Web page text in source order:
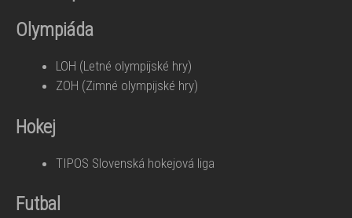
Olympiáda
LOH (Letné olympijské hry)
ZOH (Zimné olympijské hry)
Hokej
TIPOS Slovenská hokejová liga
Futbal